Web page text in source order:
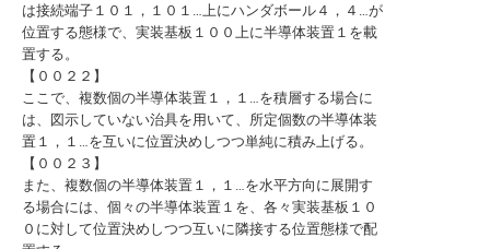
は接続端子１０１，１０１…上にハンダボール４，４…が
位置する態様で、実装基板１００上に半導体装置１を載
置する。
【００２２】
ここで、複数個の半導体装置１，１…を積層する場合に
は、図示していない治具を用いて、所定個数の半導体装
置１，１…を互いに位置決めしつつ単純に積み上げる。
【００２３】
また、複数個の半導体装置１，１…を水平方向に展開す
る場合には、個々の半導体装置１を、各々実装基板１０
０に対して位置決めしつつ互いに隣接する位置態様で配